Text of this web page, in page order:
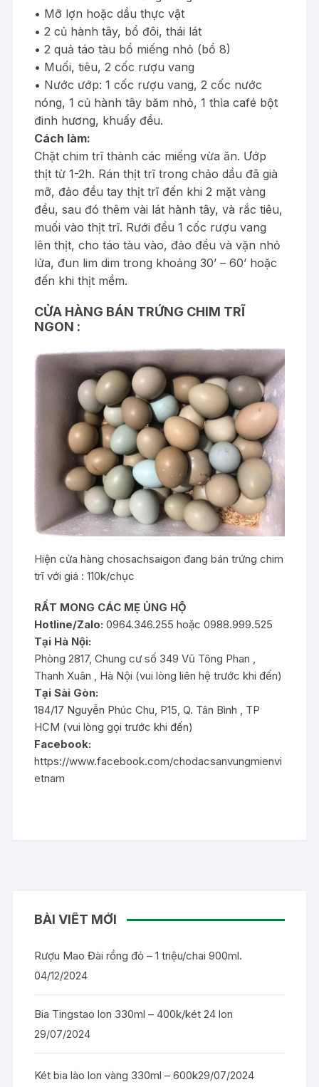
• Mỡ lợn hoặc dầu thực vật
• 2 củ hành tây, bổ đôi, thái lát
• 2 quả táo tàu bổ miếng nhỏ (bổ 8)
• Muối, tiêu, 2 cốc rượu vang
• Nước ướp: 1 cốc rượu vang, 2 cốc nước
nóng, 1 củ hành tây băm nhỏ, 1 thìa café bột
đinh hương, khuấy đều.
Cách làm:
Chặt chim trĩ thành các miếng vừa ăn. Ướp
thịt từ 1-2h. Rán thịt trĩ trong chảo dầu đã già
mỡ, đảo đều tay thịt trĩ đến khi 2 mặt vàng
đều, sau đó thêm vài lát hành tây, và rắc tiêu,
muối vào thịt trĩ. Rưới đều 1 cốc rượu vang
lên thịt, cho táo tàu vào, đảo đều và vặn nhỏ
lửa, đun lim dim trong khoảng 30’ – 60’ hoặc
đến khi thịt mềm.
CỬA HÀNG BÁN TRỨNG CHIM TRĨ
NGON :
Hiện cửa hàng chosachsaigon đang bán trứng chim
trĩ với giá : 110k/chục
RẤT MONG CÁC MẸ ỦNG HỘ
Hotline/Zalo: 0964.346.255 hoặc 0988.999.525
Tại Hà Nội:
Phòng 2817, Chung cư số 349 Vũ Tông Phan ,
Thanh Xuân , Hà Nội (vui lòng liên hệ trước khi đến)
Tại Sài Gòn:
184/17 Nguyễn Phúc Chu, P15, Q. Tân Bình , TP
HCM (vui lòng gọi trước khi đến)
Facebook:
https://www.facebook.com/chodacsanvungmienvi
etnam
BÀI VIẾT MỚI
Rượu Mao Đài rồng đỏ – 1 triệu/chai 900ml.
04/12/2024
Bia Tingstao lon 330ml – 400k/két 24 lon
29/07/2024
Két bia lào lon vàng 330ml – 600k29/07/2024